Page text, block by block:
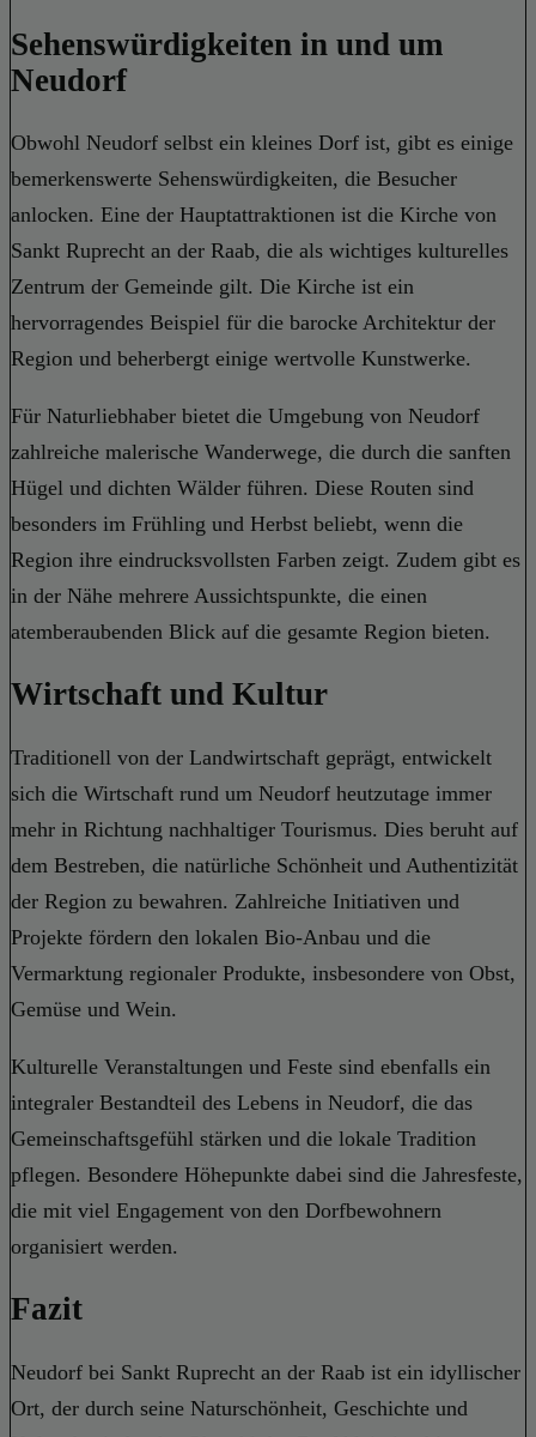
Sehenswürdigkeiten in und um
Neudorf
Obwohl Neudorf selbst ein kleines Dorf ist, gibt es einige
bemerkenswerte Sehenswürdigkeiten, die Besucher
anlocken. Eine der Hauptattraktionen ist die Kirche von
Sankt Ruprecht an der Raab, die als wichtiges kulturelles
Zentrum der Gemeinde gilt. Die Kirche ist ein
hervorragendes Beispiel für die barocke Architektur der
Region und beherbergt einige wertvolle Kunstwerke.
Für Naturliebhaber bietet die Umgebung von Neudorf
zahlreiche malerische Wanderwege, die durch die sanften
Hügel und dichten Wälder führen. Diese Routen sind
besonders im Frühling und Herbst beliebt, wenn die
Region ihre eindrucksvollsten Farben zeigt. Zudem gibt es
in der Nähe mehrere Aussichtspunkte, die einen
atemberaubenden Blick auf die gesamte Region bieten.
Wirtschaft und Kultur
Traditionell von der Landwirtschaft geprägt, entwickelt
sich die Wirtschaft rund um Neudorf heutzutage immer
mehr in Richtung nachhaltiger Tourismus. Dies beruht auf
dem Bestreben, die natürliche Schönheit und Authentizität
der Region zu bewahren. Zahlreiche Initiativen und
Projekte fördern den lokalen Bio-Anbau und die
Vermarktung regionaler Produkte, insbesondere von Obst,
Gemüse und Wein.
Kulturelle Veranstaltungen und Feste sind ebenfalls ein
integraler Bestandteil des Lebens in Neudorf, die das
Gemeinschaftsgefühl stärken und die lokale Tradition
pflegen. Besondere Höhepunkte dabei sind die Jahresfeste,
die mit viel Engagement von den Dorfbewohnern
organisiert werden.
Fazit
Neudorf bei Sankt Ruprecht an der Raab ist ein idyllischer
Ort, der durch seine Naturschönheit, Geschichte und